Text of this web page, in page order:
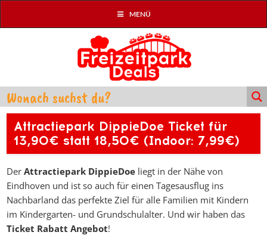
MENÜ
Attractiepark DippieDoe Ticket für
13,90€ statt 18,50€ (Indoor: 7,99€)
DerAttractiepark DippieDoe liegt in der Nähe von
Eindhoven und ist so auch für einen Tagesausflug ins
Nachbarland das perfekte Ziel für alle Familien mit Kindern
im Kindergarten- und Grundschulalter. Und wir haben das
Ticket Rabatt Angebot!